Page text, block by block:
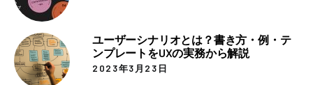
ユーザーシナリオとは？書き方・例・テ
ンプレートをUXの実務から解説
2023年3月23日